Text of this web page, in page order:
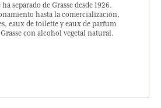
separado de Grasse desde 1926.
hasta la comercialización,
eaux de toilette y eaux de parfum
con alcohol vegetal natural.